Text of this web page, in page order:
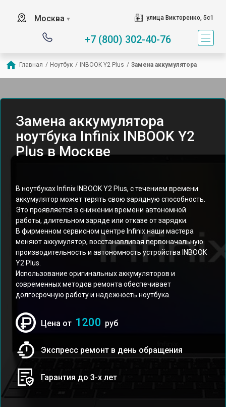
Москва ▼ улица Викторенко, 5с1
+7 (800) 302-40-76
Главная / Ноутбук / INBOOK Y2 Plus / Замена аккумулятора
Замена аккумулятора
ноутбука Infinix INBOOK Y2
Plus в Москве
В ноутбуках Infinix INBOOK Y2 Plus, с течением времени
аккумулятор может терять свою зарядную способность.
Это проявляется в снижении времени автономной
работы, длительном заряде или отказе от зарядки.
В фирменном сервисном центре Infinix наши мастера
меняют аккумулятор, восстанавливая первоначальную
производительность и автономность устройства INBOOK
Y2 Plus.
Использование оригинальных аккумуляторов и
современных методов ремонта обеспечивает
долгосрочную работу и надежность ноутбука.
Цена от 1200 руб
Экспресс ремонт в день обращения
Гарантия до 3-х лет